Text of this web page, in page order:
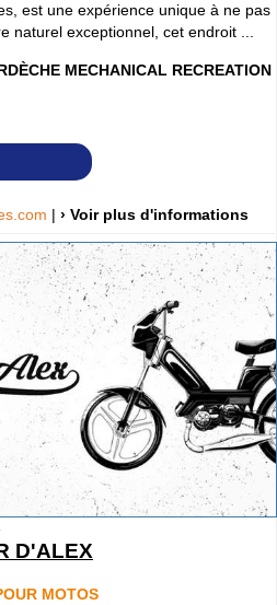
est une expérience unique à ne pas
naturel exceptionnel, cet endroit ...
MECHANICAL RECREATION
| › Voir plus d'informations
D'ALEX
MOTOS